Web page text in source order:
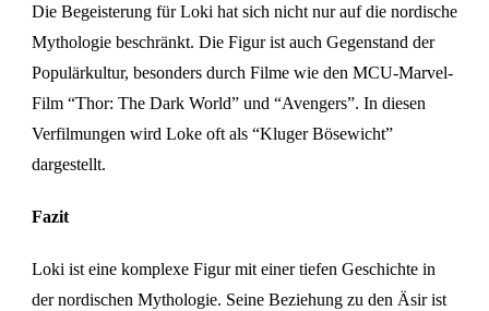
Die Begeisterung für Loki hat sich nicht nur auf die nordische
Mythologie beschränkt. Die Figur ist auch Gegenstand der
Populärkultur, besonders durch Filme wie den MCU-Marvel-
Film “Thor: The Dark World” und “Avengers”. In diesen
Verfilmungen wird Loke oft als “Kluger Bösewicht”
dargestellt.
Fazit
Loki ist eine komplexe Figur mit einer tiefen Geschichte in
der nordischen Mythologie. Seine Beziehung zu den Äsir ist